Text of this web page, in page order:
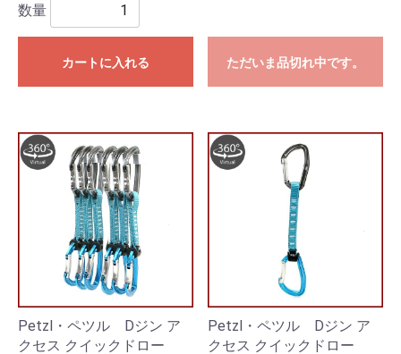
数量
カートに入れる ただいま品切れ中です。
Petzl・ペツル Dジン ア
クセス クイックドロー
Petzl・ペツル Dジン ア
クセス クイックドロー